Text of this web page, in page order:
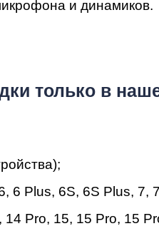
и динамиков.
только в
Plus, 6S, 6S Plus, 7,
, 14 Pro, 15, 15 Pro, 15